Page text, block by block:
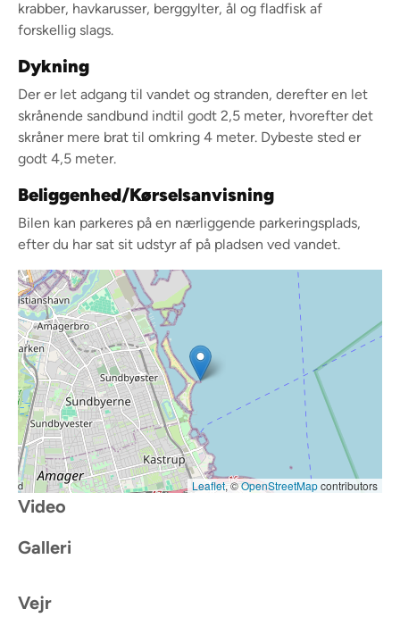
krabber, havkarusser, berggylter, ål og fladfisk af
forskellig slags.
Dykning
Der er let adgang til vandet og stranden, derefter en let
skrånende sandbund indtil godt 2,5 meter, hvorefter det
skråner mere brat til omkring 4 meter. Dybeste sted er
godt 4,5 meter.
Beliggenhed/Kørselsanvisning
Bilen kan parkeres på en nærliggende parkeringsplads,
efter du har sat sit udstyr af på pladsen ved vandet.
Leaflet, ©OpenStreetMapcontributors
Video
Galleri
Vejr